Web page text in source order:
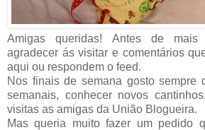
Amigas queridas! Antes de
agradecer ás visitar e comentários
aqui ou respondem o feed.
Nos finais de semana gosto sempre
semanais, conhecer novos
visitas as amigas da União Blogueira.
Mas queria muito fazer um pedido